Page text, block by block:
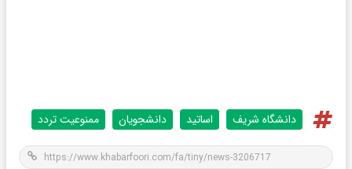
دانشگاه شریف اساتید دانشجویان ممنوعیت تردد